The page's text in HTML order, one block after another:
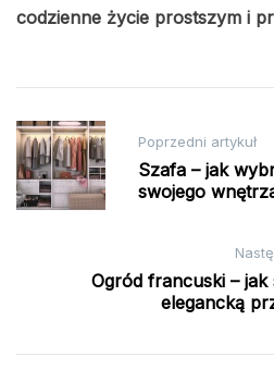
codzienne życie prostszym i
Nawigacja
wpisu
Poprzedni artykuł
Szafa – jak
swojego
Ogród francuski –
elegancką